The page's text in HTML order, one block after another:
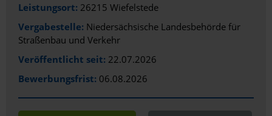
Leistungsort: 26215 Wiefelstede
Vergabestelle: Niedersächsische Landesbehörde für
Straßenbau und Verkehr
Veröffentlicht seit: 22.07.2026
Bewerbungsfrist: 06.08.2026